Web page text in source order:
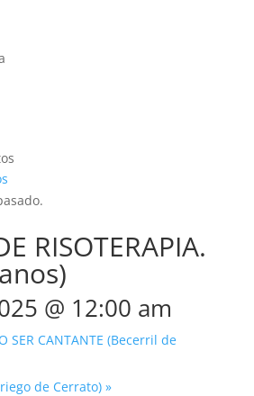
RISOTERAPIA.
@ 12:00 am
SER CANTANTE (Becerril de
de Cerrato) »